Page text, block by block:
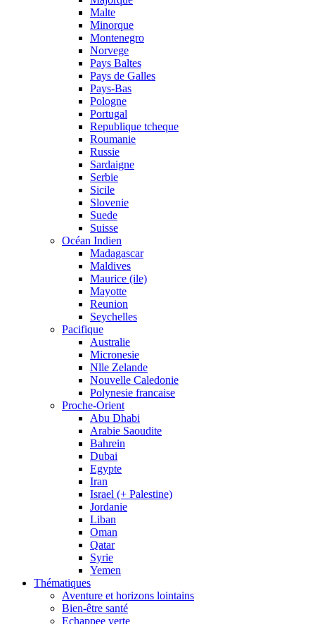
Malte
Minorque
Montenegro
Norvege
Pays Baltes
Pays de Galles
Pays-Bas
Pologne
Portugal
Republique tcheque
Roumanie
Russie
Sardaigne
Serbie
Sicile
Slovenie
Suede
Suisse
Océan Indien
Madagascar
Maldives
Maurice (ile)
Mayotte
Reunion
Seychelles
Pacifique
Australie
Micronesie
Nlle Zelande
Nouvelle Caledonie
Polynesie francaise
Proche-Orient
Abu Dhabi
Arabie Saoudite
Bahrein
Dubai
Egypte
Iran
Israel (+ Palestine)
Jordanie
Liban
Oman
Qatar
Syrie
Yemen
Thématiques
Aventure et horizons lointains
Bien-être santé
Echappee verte